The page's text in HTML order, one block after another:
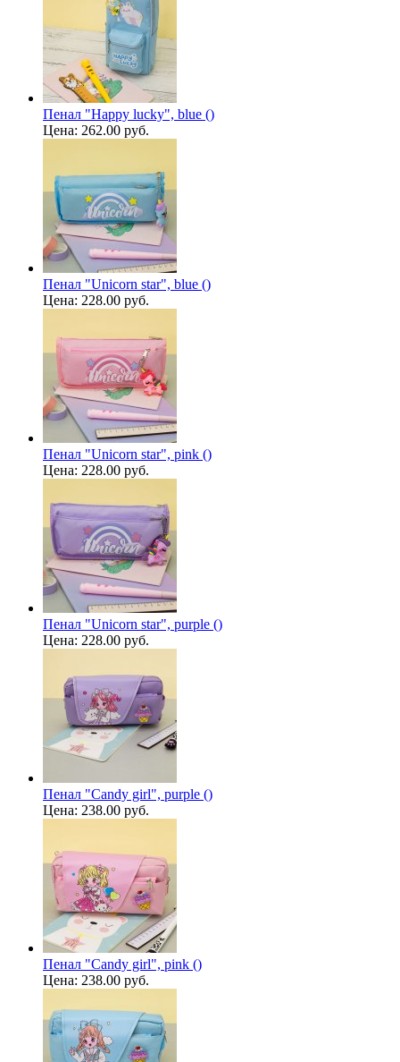
Пенал "Happy lucky", blue ()
Цена: 262.00 руб.
Пенал "Unicorn star", blue ()
Цена: 228.00 руб.
Пенал "Unicorn star", pink ()
Цена: 228.00 руб.
Пенал "Unicorn star", purple ()
Цена: 228.00 руб.
Пенал "Candy girl", purple ()
Цена: 238.00 руб.
Пенал "Candy girl", pink ()
Цена: 238.00 руб.